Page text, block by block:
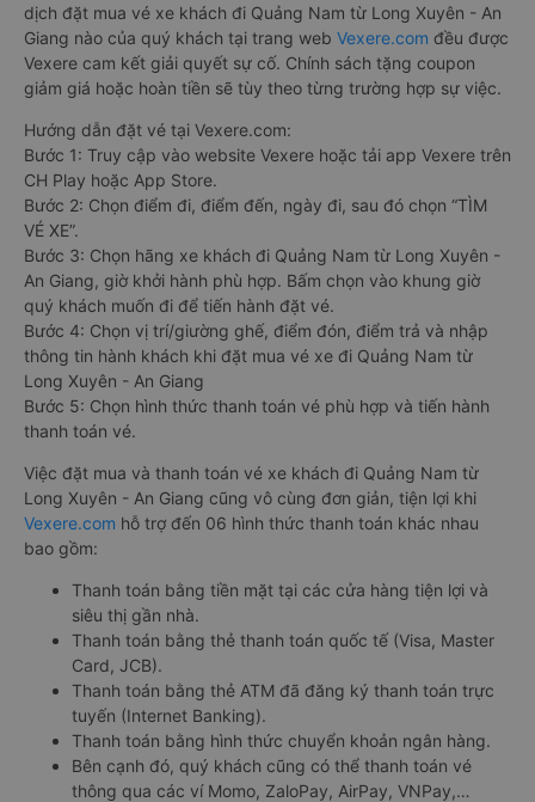
dịch đặt mua vé xe khách đi Quảng Nam từ Long Xuyên - An
Giang nào của quý khách tại trang web Vexere.com đều được
Vexere cam kết giải quyết sự cố. Chính sách tặng coupon
giảm giá hoặc hoàn tiền sẽ tùy theo từng trường hợp sự việc.
Hướng dẫn đặt vé tại Vexere.com:
Bước 1: Truy cập vào website Vexere hoặc tải app Vexere trên
CH Play hoặc App Store.
Bước 2: Chọn điểm đi, điểm đến, ngày đi, sau đó chọn “TÌM
VÉ XE”.
Bước 3: Chọn hãng xe khách đi Quảng Nam từ Long Xuyên -
An Giang, giờ khởi hành phù hợp. Bấm chọn vào khung giờ
quý khách muốn đi để tiến hành đặt vé.
Bước 4: Chọn vị trí/giường ghế, điểm đón, điểm trả và nhập
thông tin hành khách khi đặt mua vé xe đi Quảng Nam từ
Long Xuyên - An Giang
Bước 5: Chọn hình thức thanh toán vé phù hợp và tiến hành
thanh toán vé.
Việc đặt mua và thanh toán vé xe khách đi Quảng Nam từ
Long Xuyên - An Giang cũng vô cùng đơn giản, tiện lợi khi
Vexere.com hỗ trợ đến 06 hình thức thanh toán khác nhau
bao gồm:
Thanh toán bằng tiền mặt tại các cửa hàng tiện lợi và
siêu thị gần nhà.
Thanh toán bằng thẻ thanh toán quốc tế (Visa, Master
Card, JCB).
Thanh toán bằng thẻ ATM đã đăng ký thanh toán trực
tuyến (Internet Banking).
Thanh toán bằng hình thức chuyển khoản ngân hàng.
Bên cạnh đó, quý khách cũng có thể thanh toán vé
thông qua các ví Momo, ZaloPay, AirPay, VNPay,…